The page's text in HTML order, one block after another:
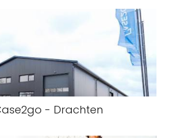
- Drachten